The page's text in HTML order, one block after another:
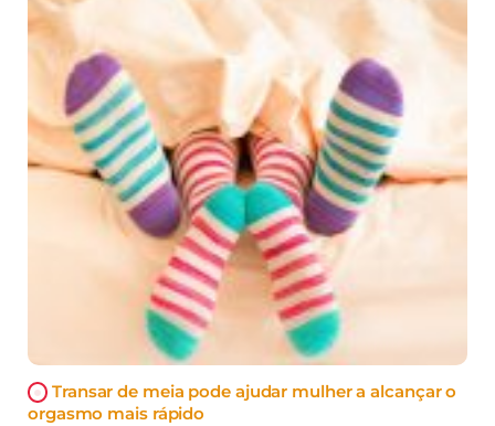
Transar de meia pode ajudar mulher a alcançar o
orgasmo mais rápido